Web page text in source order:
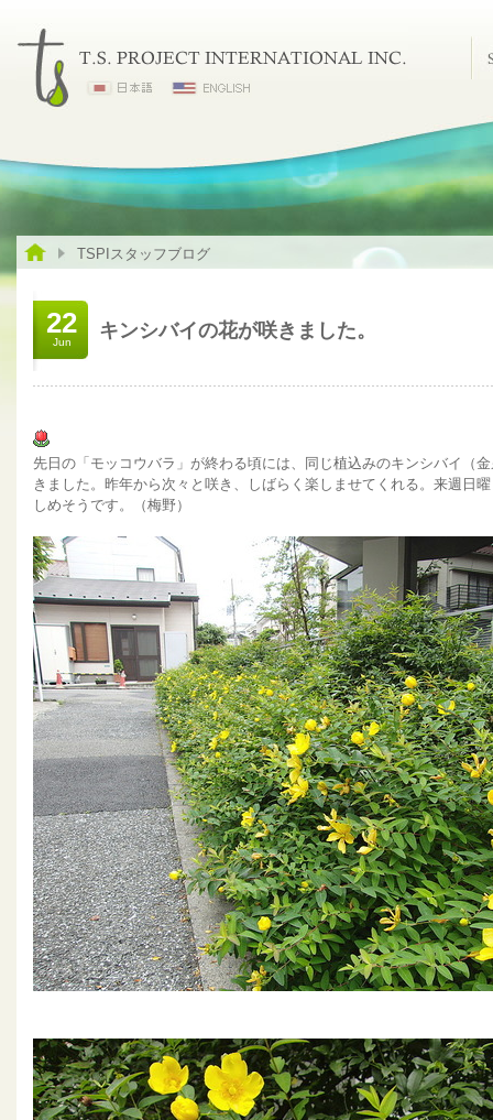
TSPIスタッフブログ
22
Jun
キンシバイの花が咲きました。
先日の「モッコウバラ」が終わる頃には、同じ植込みのキンシバイ（
きました。昨年から次々と咲き、しばらく楽しませてくれる。来週日
しめそうです。（梅野）